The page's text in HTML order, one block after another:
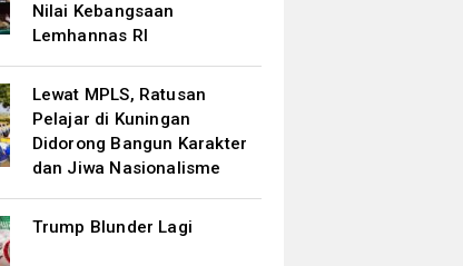
Nilai Kebangsaan
Lemhannas RI
Lewat MPLS, Ratusan
Pelajar di Kuningan
Didorong Bangun Karakter
dan Jiwa Nasionalisme
Trump Blunder Lagi